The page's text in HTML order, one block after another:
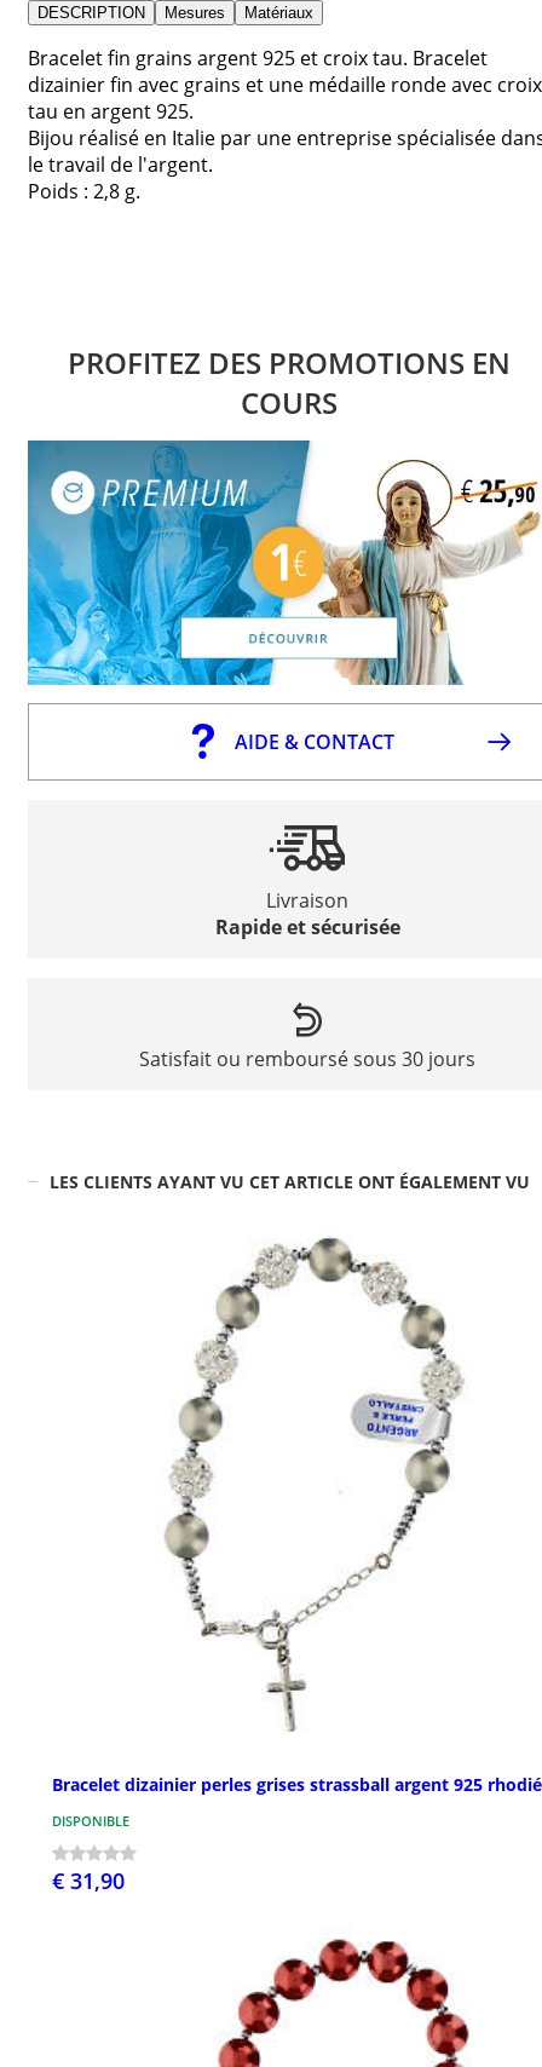
DESCRIPTION Mesures Matériaux
Bracelet fin grains argent 925 et croix tau. Bracelet
dizainier fin avec grains et une médaille ronde avec croix
tau en argent 925.
Bijou réalisé en Italie par une entreprise spécialisée
le travail de l'argent.
Poids : 2,8 g.
PROFITEZ DES PROMOTIONS EN
COURS
AIDE & CONTACT
Livraison
Rapide et sécurisée
Satisfait ou remboursé sous 30 jours
LES CLIENTS AYANT VU CET ARTICLE ONT ÉGALEMENT VU
Bracelet dizainier perles grises strassball argent 925 rhodié
DISPONIBLE
€ 31,90